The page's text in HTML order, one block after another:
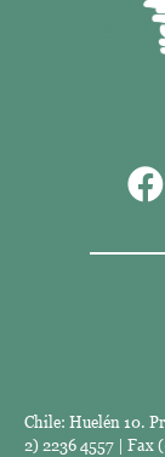
Chile: Huelén 10.
2) 2236 4557 | Fax